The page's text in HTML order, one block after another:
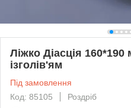
Ліжко Діасція
ізголів'ям
Під замовлення
Код: 85105
Роздріб